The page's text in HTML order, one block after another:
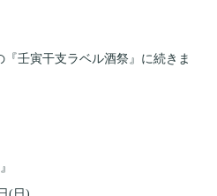
『壬寅干支ラベル酒祭』に続きま